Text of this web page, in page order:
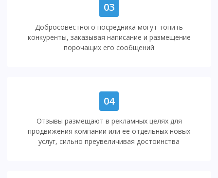
03
Добросовестного посредника могут топить
конкуренты, заказывая написание и размещение
порочащих его сообщений
04
Отзывы размещают в рекламных целях для
продвижения компании или ее отдельных новых
услуг, сильно преувеличивая достоинства